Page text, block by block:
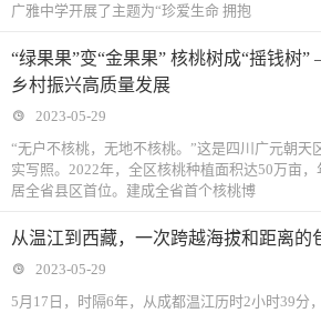
广雅中学开展了主题为“珍爱生命 拥抱
“绿果果”变“金果果” 核桃树成“摇钱树
乡村振兴高质量发展
2023-05-29
“无户不核桃，无地不核桃。”这是四川广元朝天
实写照。2022年，全区核桃种植面积达50万亩
居全省县区首位。建成全省首个核桃博
从温江到西藏，一次跨越海拔和距离的
2023-05-29
5月17日，时隔6年，从成都温江历时2小时39分